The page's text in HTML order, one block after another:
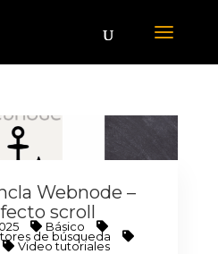
Webnode –
scroll
Básico
de búsqueda
Video tutoriales